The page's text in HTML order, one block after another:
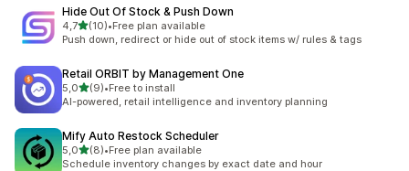
Hide Out Of Stock & Push Down
4,7z 5 hvězd
(10)
Celkový počet recenzí: 10
•Free plan available
Push down, redirect or hide out of stock items w/ rules & tags
Retail ORBIT by Management One
5,0z 5 hvězd
(9)
Celkový počet recenzí: 9
•Free to install
AI-powered, retail intelligence and inventory planning
Mify Auto Restock Scheduler
5,0z 5 hvězd
(8)
Celkový počet recenzí: 8
•Free plan available
Schedule inventory changes by exact date and hour